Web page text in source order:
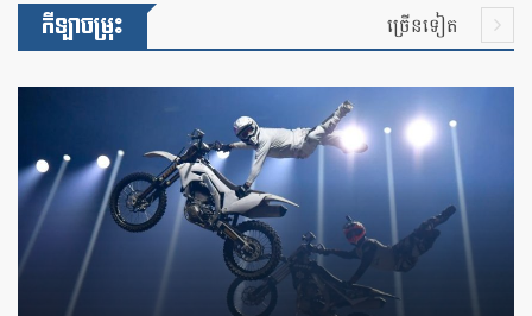
កីឡាចម្រុះ ច្រើនទៀត